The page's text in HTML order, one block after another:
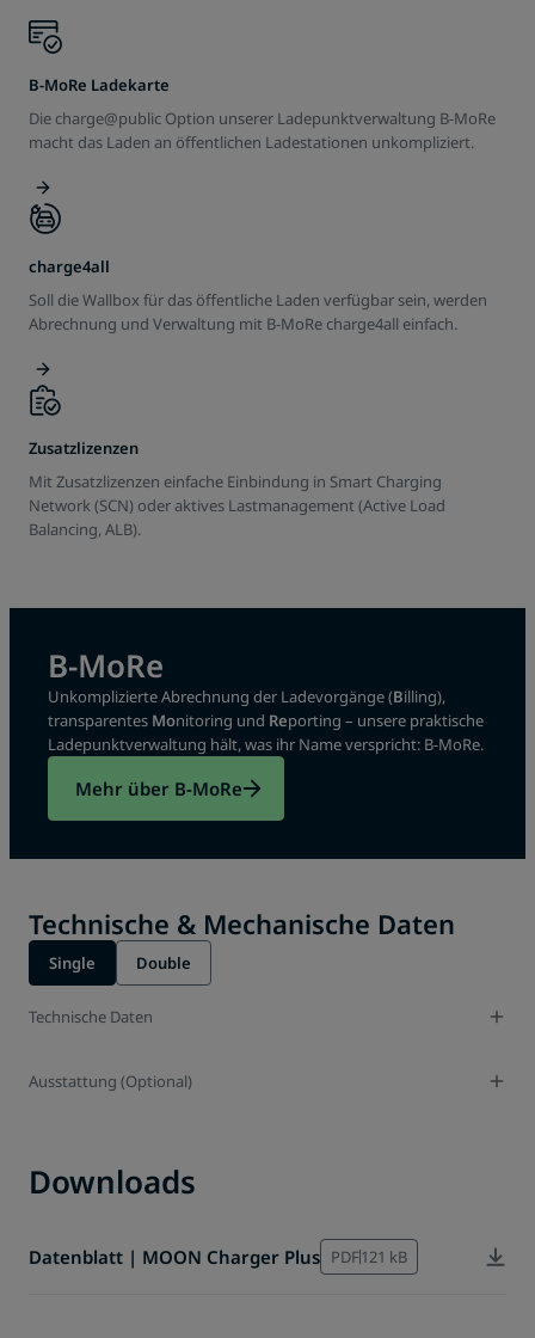
B-MoRe Ladekarte
Die charge@public Option unserer Ladepunktverwaltung B-MoRe
macht das Laden an öffentlichen Ladestationen unkompliziert.
charge4all
Soll die Wallbox für das öffentliche Laden verfügbar sein, werden
Abrechnung und Verwaltung mit B-MoRe charge4all einfach.
Zusatzlizenzen
Mit Zusatzlizenzen einfache Einbindung in Smart Charging
Network (SCN) oder aktives Lastmanagement (Active Load
Balancing, ALB).
B-MoRe
Unkomplizierte Abrechnung der Ladevorgänge (Billing),
transparentes Monitoring und Reporting – unsere praktische
Ladepunktverwaltung hält, was ihr Name verspricht: B-MoRe.
Mehr über B-MoRe
Technische & Mechanische Daten
Single Double
Technische Daten
Ausstattung (Optional)
Downloads
Datenblatt | MOON Charger Plus PDF121 kB